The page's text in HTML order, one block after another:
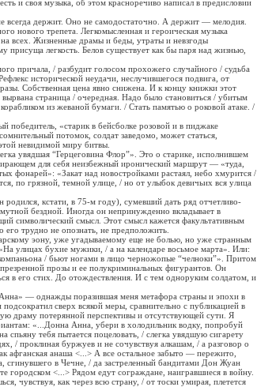
и своя музыка, об этом красноречиво написал в предисловии
держит. Оно не самодостаточно. А держит — мелодия.
нового трепета. Легкомысленная и героическая музыка
всех. Жизненные драмы и беды, утраты и невзгоды
легкость. Белов существует как бы паря над жизнью,
причала, / разбудит голосом прохожего случайного / судьба
исторической неудачи, неслучившегося подвига, от
Собственная цена явно снижена. И к концу книжки этот
страница / очередная. Надо было становиться / убитым
из жеваной бумаги. / Стать памятью о роковой атаке. /
«старик в бейсболке розовой и в пиджаке
потомок, солдат заведомо, может статься,
невидимой миру битвы.
увядшая “Герцеговина Флор”». Это о старике, исполнившем
для себя неизбежный иронический маршрут — «туда,
фонарей»: «Закат над новостройками растаял, небо хмурится /
по грязной, темной улице, / но от улыбок девичьих вся улица
кстати, в 75-м году), сумевший дать ряд отчетливо-
бездной. Иногда он непринужденно вкладывает в
символический смысл. Этот смысл кажется факультативным
его трудно не опознать, не предположить.
эону, уже угадываемому еще не болью, но уже странным
улицах бухие мужики, / а на календаре восьмое марта». Или:
/ бьют ногами в лицо черножопые “челноки”». Притом
прозы и ее полукриминальных фигурантов. Он
в его стих. До отождествления. И с тем одноруким солдатом, и
— однажды поразившая меня метафора страны и эпохи в
сверх всякой меры, сравнительно с публикацией в
драму потерянной перспективы и отсутствующей сути. Я
«...Донна Анна, убери в холодильник водку, попробуй
спьяну тебя пытается поцеловать, / слегка увядшую сигарету
/ проклиная буржуев и не сочувствуя алкашам, / а разговор о
афганская анаша <...> А все остальное забыто — пережито,
в Чечне, / да застреленный бандитами Дон Жуан
городском <...> Рядом едут сограждане, наигравшиеся в войну.
чувствуя, как через всю страну, / от тоски умирая, плетется